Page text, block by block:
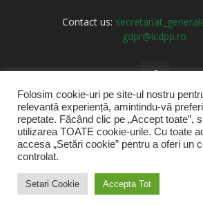
Contact us:
gdpr@icdpp.ro
Acasă Stiri Despre noi
Produse si servicii
Situatii Urgenta
© @2021
Folosim cookie-uri pe site-ul nostru
relevantă experiență, amintindu-vă
repetate. Făcând clic pe „Accept toate”,
utilizarea TOATE cookie-urile. Cu toate
accesa „Setări cookie” pentru a oferi un
controlat.
Setari Cookie Accepta Tot